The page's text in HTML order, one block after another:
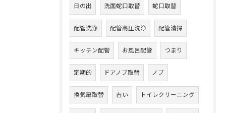
日の出 洗面蛇口取替 蛇口取替
配管洗浄 配管高圧洗浄 配管清掃
キッチン配管 お風呂配管 つまり
定期的 ドアノブ取替 ノブ
換気扇取替 古い トイレクリーニング